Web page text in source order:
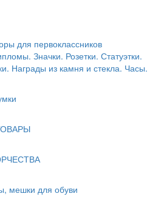
для первоклассников
Значки. Розетки. Статуэтки.
Награды из камня и стекла. Часы.
мешки для обуви